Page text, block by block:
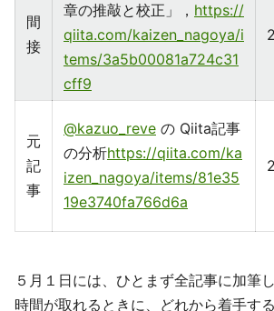
間
接
章の推敲と校正」， https://
qiita.com/kaizen_nagoya/i
tems/3a5b00081a724c31
cff9
2
元
記
事
@kazuo_reve の Qiita記事
の分析https://qiita.com/ka
izen_nagoya/items/81e35
19e3740fa766d6a
2
５月１日には、ひとまず全記事に加筆し
時間が取れるときに、どれから着手す